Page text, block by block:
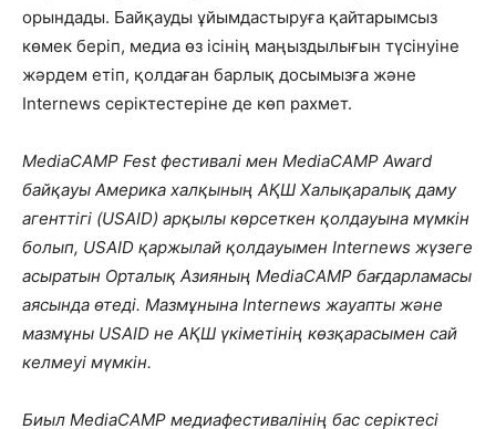
орындады. Байқауды ұйымдастыруға қайтарымсыз
көмек беріп, медиа өз ісінің маңыздылығын түсінуіне
жәрдем етіп, қолдаған барлық досымызға және
Internews серіктестеріне де көп рахмет.
MediaCAMP Fest фестивалі мен MediaCAMP Award
байқауы Америка халқының АҚШ Халықаралық даму
агенттігі (USAID) арқылы көрсеткен қолдауына мүмкін
болып, USAID қаржылай қолдауымен Internews жүзеге
асыратын Орталық Азияның MediaCAMP бағдарламасы
аясында өтеді. Мазмұнына Internews жауапты және
мазмұны USAID не АҚШ үкіметінің көзқарасымен сай
келмеуі мүмкін.
Биыл MediaCAMP медиафестивалінің бас серіктесі